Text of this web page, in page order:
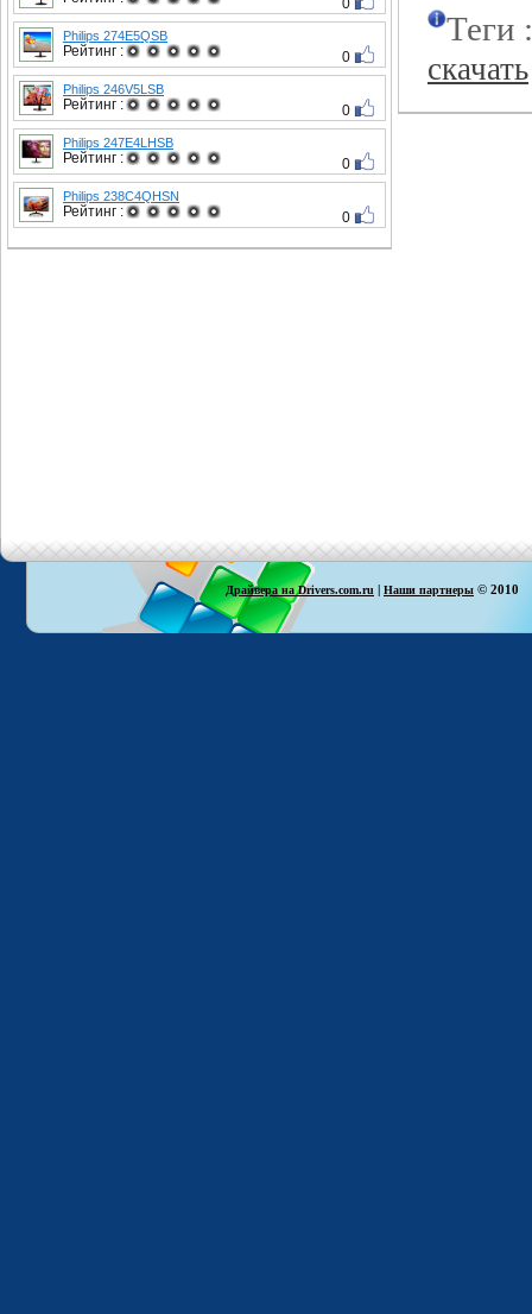
0
Philips 274E5QSB
Рейтинг : 0
Philips 246V5LSB
Рейтинг : 0
Philips 247E4LHSB
Рейтинг : 0
Philips 238C4QHSN
Рейтинг : 0
Теги
скачать
Драйвера на Drivers.com.ru | Наши партнеры © 2010